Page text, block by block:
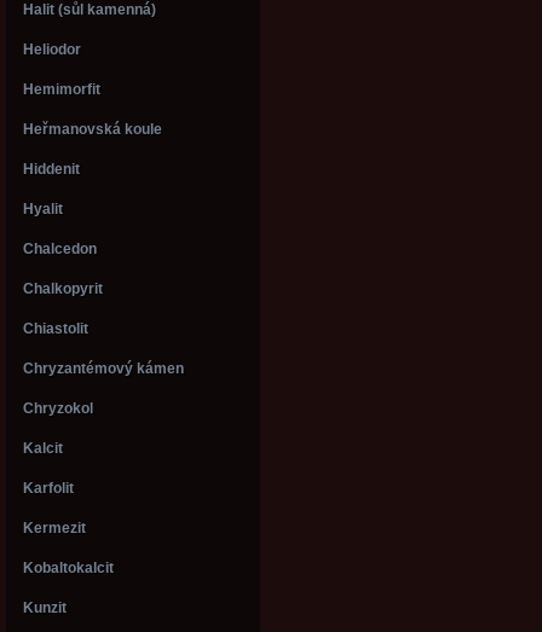
Halit (sůl kamenná)
Heliodor
Hemimorfit
Heřmanovská koule
Hiddenit
Hyalit
Chalcedon
Chalkopyrit
Chiastolit
Chryzantémový kámen
Chryzokol
Kalcit
Karfolit
Kermezit
Kobaltokalcit
Kunzit